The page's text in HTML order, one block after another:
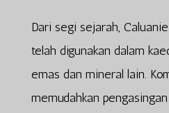
Dari segi sejarah,
telah digunakan dalam
emas dan mineral lain.
memudahkan